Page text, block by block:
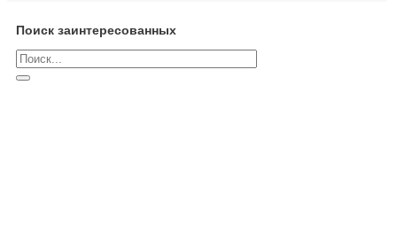
Поиск заинтересованных
Поиск